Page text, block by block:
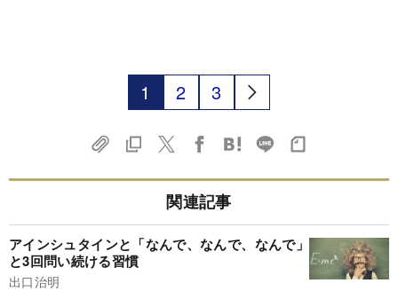
1 2 3
関連記事
アインシュタインと「なんで、なんで、なんで」
と3回問い続ける習慣
出口治明